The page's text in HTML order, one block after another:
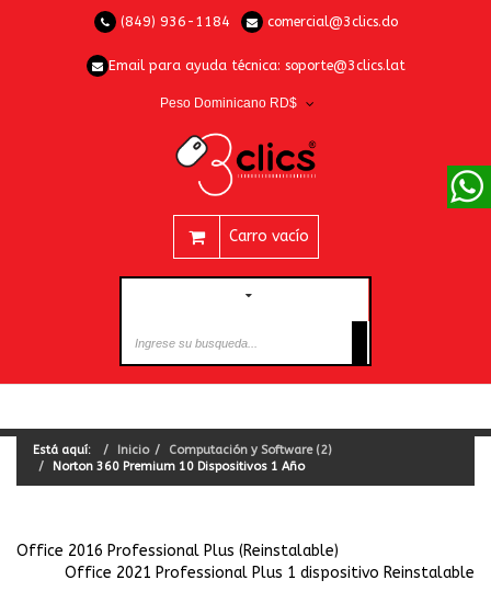
(849) 936-1184 comercial@3clics.do
Email para ayuda técnica: soporte@3clics.lat
Peso Dominicano RD$
Carro vacío
CATEGORÍAS
Está aquí: Inicio
Computación y Software (2)
Norton 360 Premium 10 Dispositivos 1 Año
Office 2016 Professional Plus (Reinstalable)
Office 2021 Professional Plus 1 dispositivo Reinstalable